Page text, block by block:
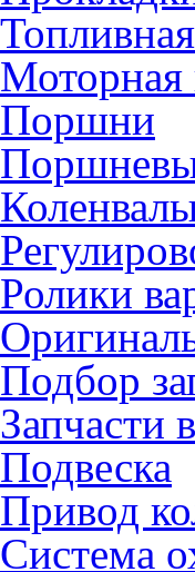
Моторная
Поршни
Ролики
Подбор
Запчасти
Подвеска
Привод
Система